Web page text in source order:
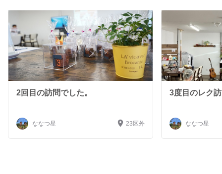
2回目の訪問でした。
ななつ星 23区外
3度目のレク
ななつ星